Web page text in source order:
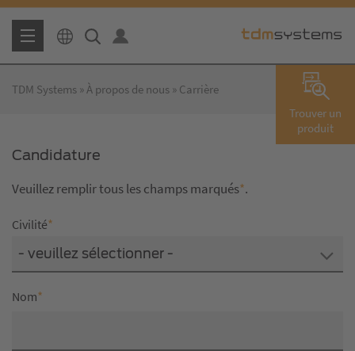
Trouver un
produit
TDM Systems À propos de nous Carrière
Candidature
Veuillez remplir tous les champs marqués*.
Civilité*
- veuillez sélectionner -
Nom*